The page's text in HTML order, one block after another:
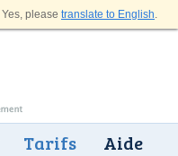
Yes, please translate to English.
Tarifs Aide